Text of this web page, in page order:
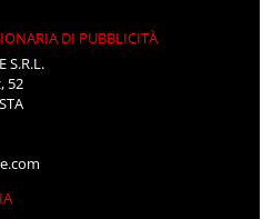
DI PUBBLICITÀ
S.R.L.
52